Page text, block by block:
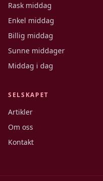
Rask middag
Enkel middag
Billig middag
Sunne middager
Middag i dag
SELSKAPET
Artikler
Om oss
Kontakt